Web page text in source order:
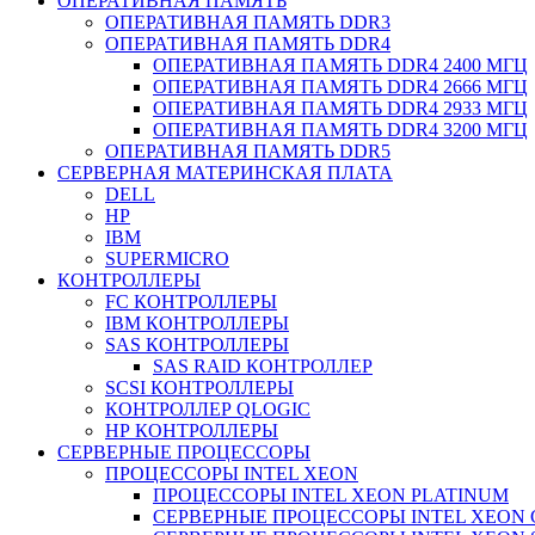
ОПЕРАТИВНАЯ ПАМЯТЬ DDR3
ОПЕРАТИВНАЯ ПАМЯТЬ DDR4
ОПЕРАТИВНАЯ ПАМЯТЬ DDR4 2400 МГЦ
ОПЕРАТИВНАЯ ПАМЯТЬ DDR4 2666 МГЦ
ОПЕРАТИВНАЯ ПАМЯТЬ DDR4 2933 МГЦ
ОПЕРАТИВНАЯ ПАМЯТЬ DDR4 3200 МГЦ
ОПЕРАТИВНАЯ ПАМЯТЬ DDR5
СЕРВЕРНАЯ МАТЕРИНСКАЯ ПЛАТА
DELL
HP
IBM
SUPERMICRO
КОНТРОЛЛЕРЫ
FC КОНТРОЛЛЕРЫ
IBM КОНТРОЛЛЕРЫ
SAS КОНТРОЛЛЕРЫ
SAS RAID КОНТРОЛЛЕР
SCSI КОНТРОЛЛЕРЫ
КОНТРОЛЛЕР QLOGIC
НР КОНТРОЛЛЕРЫ
СЕРВЕРНЫЕ ПРОЦЕССОРЫ
ПРОЦЕССОРЫ INTEL XEON
ПРОЦЕССОРЫ INTEL XEON PLATINUM
СЕРВЕРНЫЕ ПРОЦЕССОРЫ INTEL XEON